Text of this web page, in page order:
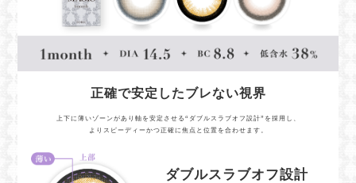
正確で安定したブレない視界
上下に薄いゾーンがあり軸を安定させる“ダブルスラブオフ設計”を採用し、
よりスピーディーかつ正確に焦点と位置を合わせます。
ダブルスラブオフ設計